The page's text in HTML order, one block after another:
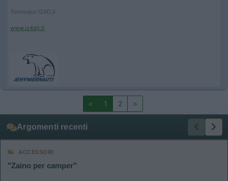
Tommaso IZ4DJI
www.iz4dji.it
< 1 2 >
Argomenti recenti
ACCESSORI
"Zaino per camper"